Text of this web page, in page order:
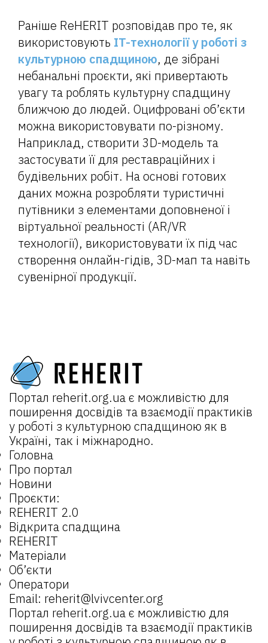
Раніше ReHERIT розповідав про те, як
використовують IT-технології у роботі з
культурною спадщиною, де зібрані
небанальні проєкти, які привертають
увагу та роблять культурну спадщину
ближчою до людей. Оцифровані об’єкти
можна використовувати по-різному.
Наприклад, створити 3D-модель та
застосувати її для реставраційних і
будівельних робіт. На основі готових
даних можна розробляти туристичні
путівники з елементами доповненої і
віртуальної реальності (AR/VR
технології), використовувати їх під час
створення онлайн-гідів, 3D-мап та навіть
сувенірної продукції.
Портал reherit.org.uaє можливістю для
поширення досвідів та взаємодії практиків
у роботі з культурною спадщиною як в
Україні, так і міжнародно.
Головна
Про портал
Новини
Проєкти:
REHERIT 2.0
Відкрита спадщина
REHERIT
Матеріали
Об’єкти
Оператори
Email: reherit@lvivcenter.org
Портал reherit.org.uaє можливістю для
поширення досвідів та взаємодії практиків